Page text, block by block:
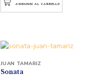
AGGIUNGI AL CARRELLO
Sonata
JUAN TAMARIZ